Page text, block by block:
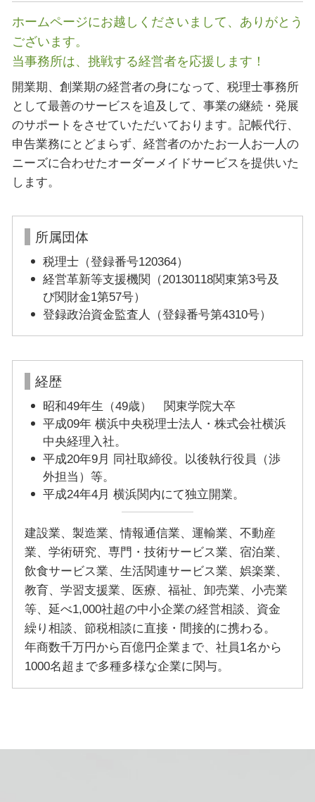
ホームページにお越しくださいまして、ありがとう
ございます。
当事務所は、挑戦する経営者を応援します！
開業期、創業期の経営者の身になって、税理士事務所
として最善のサービスを追及して、事業の継続・発展
のサポートをさせていただいております。記帳代行、
申告業務にとどまらず、経営者のかたお一人お一人の
ニーズに合わせたオーダーメイドサービスを提供いた
します。
所属団体
税理士（登録番号120364）
経営革新等支援機関（20130118関東第3号及
び関財金1第57号）
登録政治資金監査人（登録番号第4310号）
経歴
昭和49年生（49歳） 関東学院大卒
平成09年 横浜中央税理士法人・株式会社横浜
中央経理入社。
平成20年9月 同社取締役。以後執行役員（渉
外担当）等。
平成24年4月 横浜関内にて独立開業。
建設業、製造業、情報通信業、運輸業、不動産
業、学術研究、専門・技術サービス業、宿泊業、
飲食サービス業、生活関連サービス業、娯楽業、
教育、学習支援業、医療、福祉、卸売業、小売業
等、延べ1,000社超の中小企業の経営相談、資金
繰り相談、節税相談に直接・間接的に携わる。
年商数千万円から百億円企業まで、社員1名から
1000名超まで多種多様な企業に関与。